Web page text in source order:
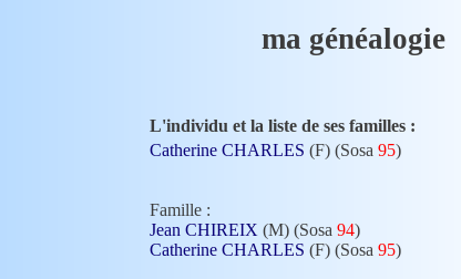
ma généalogie
L'individu et la liste de ses familles :
Catherine CHARLES (F) (Sosa 95)
Famille :
Jean CHIREIX (M) (Sosa 94)
Catherine CHARLES (F) (Sosa 95)